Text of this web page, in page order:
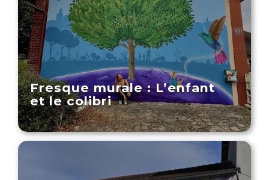
Fresque murale : L’enfant
et le colibri